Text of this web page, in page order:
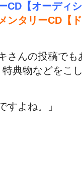
CD【オーディ
ンタリーCD【
さんの投稿でも
典物などをこ
すよね。」